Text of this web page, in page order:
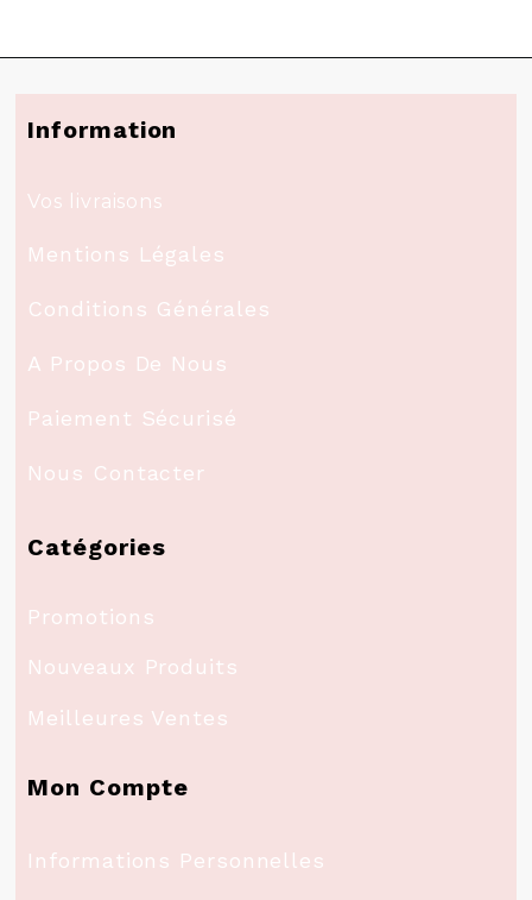
Information
Vos livraisons
Mentions Légales
Conditions Générales
A Propos De Nous
Paiement Sécurisé
Nous Contacter
Catégories
Promotions
Nouveaux Produits
Meilleures Ventes
Mon Compte
Informations Personnelles